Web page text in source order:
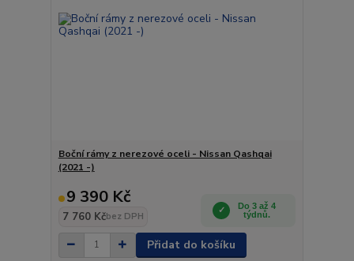
Boční rámy z nerezové oceli - Nissan Qashqai
(2021 -)
9 390 Kč
7 760 Kčbez DPH
Do 3 až 4
týdnů.
Přidat do košíku